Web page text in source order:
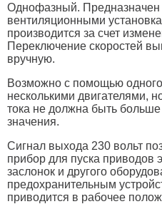
Однофазный. Предназначен
вентиляционными
производится за счет
Переключение скоростей
вручную.
Возможно с помощью одного
несколькими двигателями,
тока не должна быть больше
значения.
Сигнал выхода 230 вольт
прибор для пуска приводов
заслонок и другого
предохранительным
приводится в рабочее